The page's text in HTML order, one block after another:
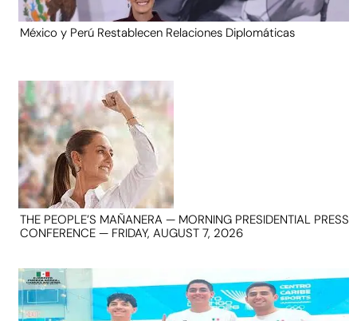
México y Perú Restablecen Relaciones Diplomáticas
THE PEOPLE’S MAÑANERA — MORNING PRESIDENTIAL PRESS
CONFERENCE — FRIDAY, AUGUST 7, 2026